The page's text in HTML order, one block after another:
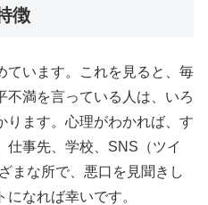
徴
ています。これを見ると、毎
不満を言っている人は、いろ
ります。心理がわかれば、す
仕事先、学校、SNS（ツイ
まな所で、悪口を見聞きし
なれば幸いです。